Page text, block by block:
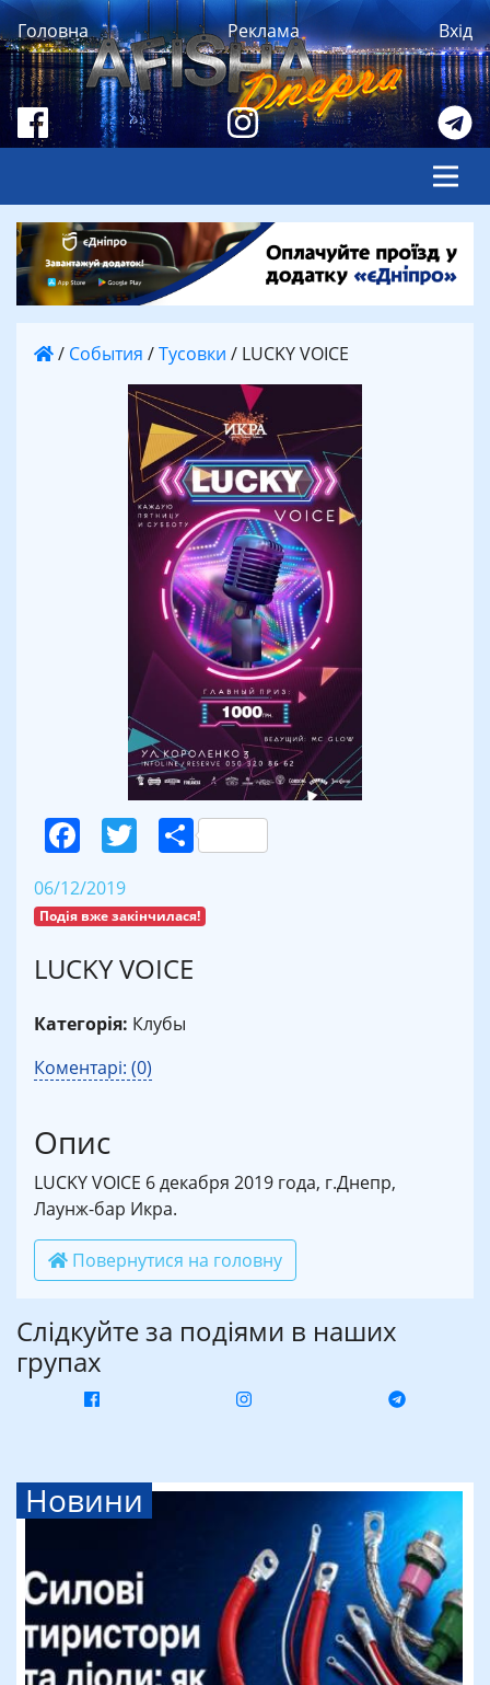
Головна Реклама Вхід
/ События /Тусовки / LUCKY VOICE
Facebook
Twitter
Поділитися
06/12/2019
Подія вже закінчилася!
LUCKY VOICE
Категорія: Клубы
Коментарі: (0)
Опис
LUCKY VOICE 6 декабря 2019 года, г.Днепр,
Лаунж-бар Икра.
Повернутися на головну
Слідкуйте за подіями в наших
групах
Новини